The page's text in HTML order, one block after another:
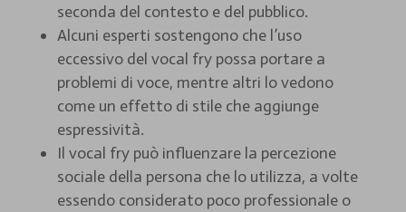
seconda del contesto e del pubblico.
Alcuni esperti sostengono che l’uso
eccessivo del vocal fry possa portare a
problemi di voce, mentre altri lo vedono
come un effetto di stile che aggiunge
espressività.
Il vocal fry può influenzare la percezione
sociale della persona che lo utilizza, a volte
essendo considerato poco professionale o